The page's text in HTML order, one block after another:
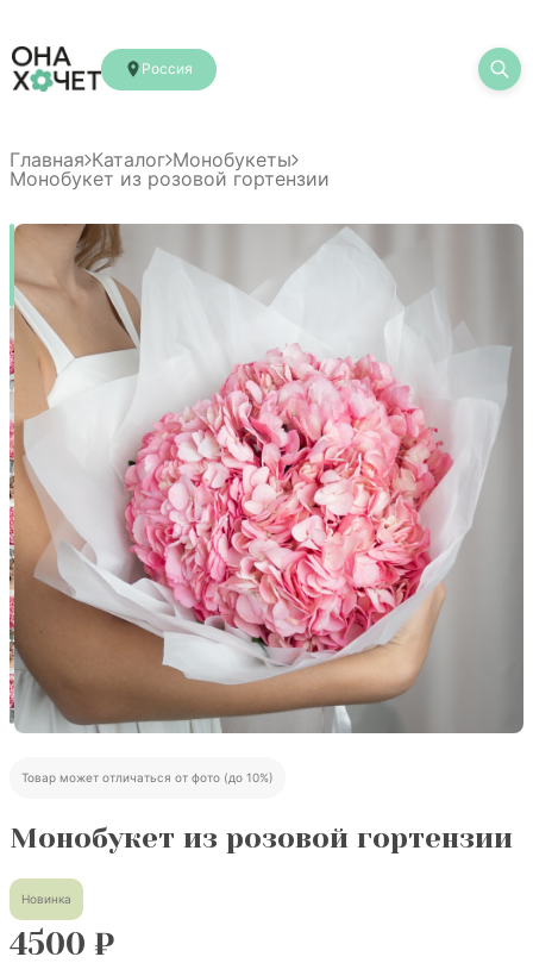
Россия
Главная Каталог Монобукеты
Монобукет из розовой гортензии
Товар может отличаться от фото (до 10%)
Монобукет из розовой гортензии
Новинка
4500 ₽